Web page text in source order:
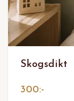
Skogsdikt
300:-